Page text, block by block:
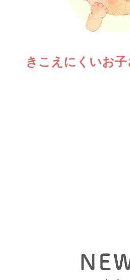
きこえにくいお